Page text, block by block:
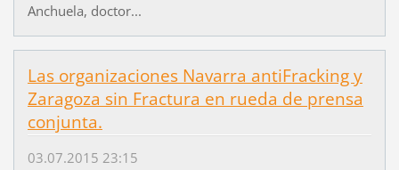
Anchuela, doctor...
Las organizaciones Navarra antiFracking y
Zaragoza sin Fractura en rueda de prensa
conjunta.
03.07.2015 23:15